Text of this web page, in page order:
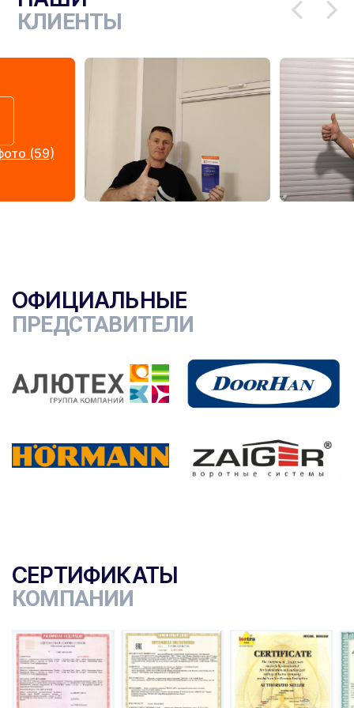
КЛИЕНТЫ
(59)
ОФИЦИАЛЬНЫЕ
ПРЕДСТАВИТЕЛИ
СЕРТИФИКАТЫ
КОМПАНИИ